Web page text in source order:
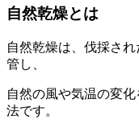
自然乾燥とは
自然乾燥は、伐採さ
管し、
自然の風や気温の変
法です。